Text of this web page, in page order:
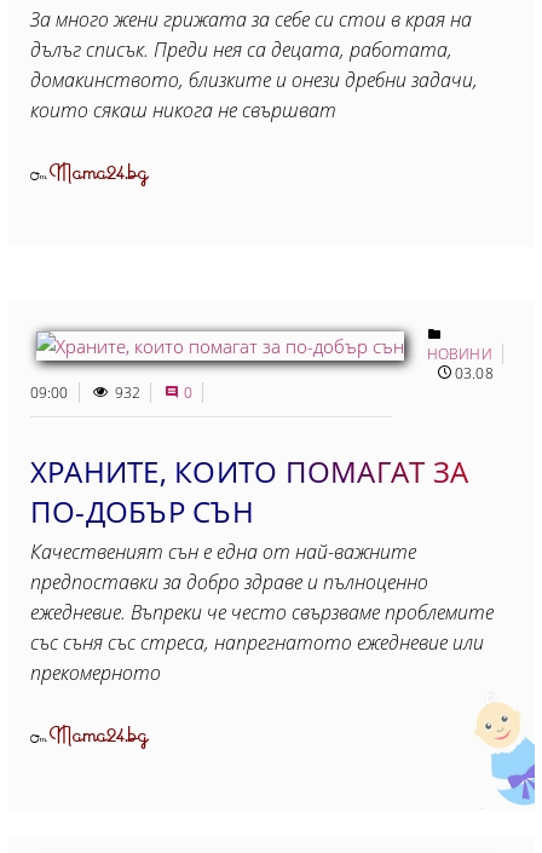
За много жени грижата за себе си стои в края на
дълъг списък. Преди нея са децата, работата,
домакинството, близките и онези дребни задачи,
които сякаш никога не свършват
ОтMama24.bg
НОВИНИ
03.08
09:00
932 0
ХРАНИТЕ, КОИТО ПОМАГАТ ЗА
ПО-ДОБЪР СЪН
Качественият сън е една от най-важните
предпоставки за добро здраве и пълноценно
ежедневие. Въпреки че често свързваме проблемите
със съня със стреса, напрегнатото ежедневие или
прекомерното
ОтMama24.bg